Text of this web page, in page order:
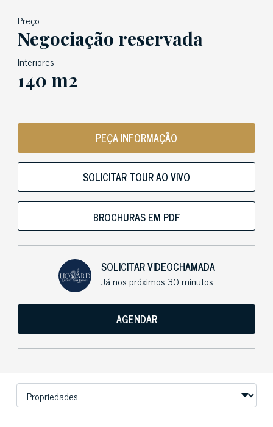
Preço
Negociação reservada
Interiores
140 m2
PEÇA INFORMAÇÃO
SOLICITAR TOUR AO VIVO
BROCHURAS EM PDF
SOLICITAR VIDEOCHAMADA
Já nos próximos 30 minutos
AGENDAR